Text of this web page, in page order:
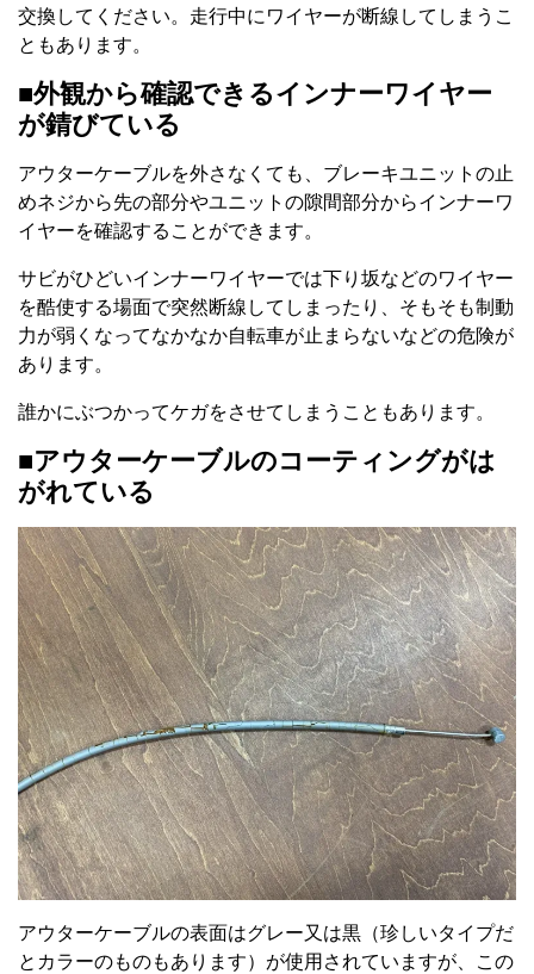
交換してください。走行中にワイヤーが断線してしまうこ
ともあります。
■外観から確認できるインナーワイヤー
が錆びている
アウターケーブルを外さなくても、ブレーキユニットの止
めネジから先の部分やユニットの隙間部分からインナーワ
イヤーを確認することができます。
サビがひどいインナーワイヤーでは下り坂などのワイヤー
を酷使する場面で突然断線してしまったり、そもそも制動
力が弱くなってなかなか自転車が止まらないなどの危険が
あります。
誰かにぶつかってケガをさせてしまうこともあります。
■アウターケーブルのコーティングがは
がれている
アウターケーブルの表面はグレー又は黒（珍しいタイプだ
とカラーのものもあります）が使用されていますが、この